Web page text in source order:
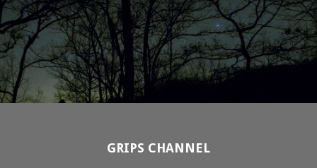
GRIPS CHANNEL